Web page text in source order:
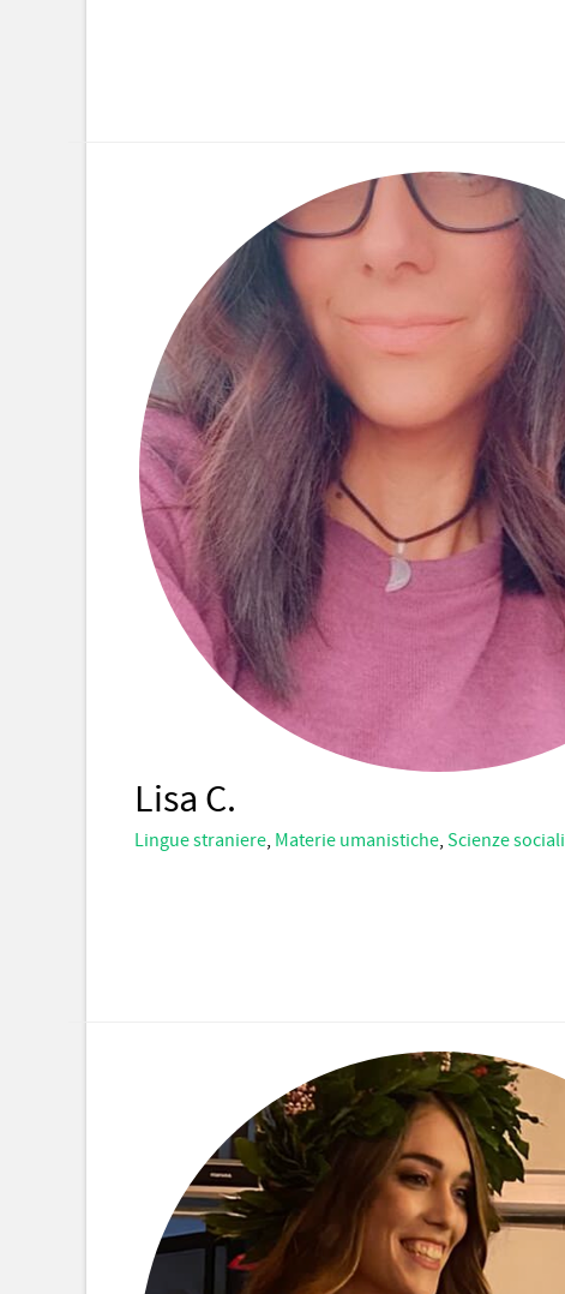
Lisa C.
Lingue straniere, Materie umanistiche, Scienze sociali